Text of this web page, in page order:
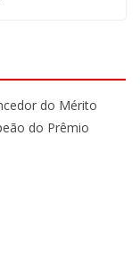
do Mérito
do Prêmio